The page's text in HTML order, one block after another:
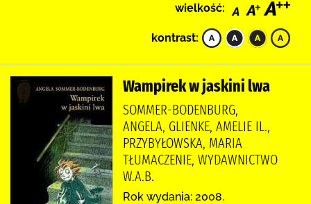
wielkość:
kontrast:
Wampirek w jaskini lwa
SOMMER-BODENBURG,
ANGELA, GLIENKE, AMELIE IL.,
PRZYBYŁOWSKA, MARIA
TŁUMACZENIE, WYDAWNICTWO
W.A.B.
Rok wydania: 2008.